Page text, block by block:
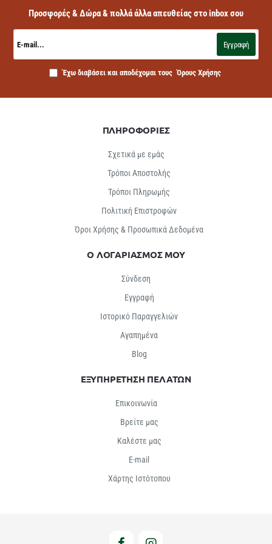
Προσφορές & Δώρα & πολλά άλλα απευθείας στο inbox σου
mail...
Εγγραφή
Έχω διαβάσει και αποδέχομαι τους Όρους Χρήσης
ΠΛΗΡΟΦΟΡΙΕΣ
Σχετικά με εμάς
Τρόποι Αποστολής
Τρόποι Πληρωμής
Πολιτική Επιστροφών
Όροι Χρήσης & Προσωπικά Δεδομένα
Ο ΛΟΓΑΡΙΑΣΜΟΣ ΜΟΥ
Σύνδεση
Εγγραφή
Ιστορικό Παραγγελιών
Αγαπημένα
Βlog
ΕΞΥΠΗΡΕΤΗΣΗ ΠΕΛΑΤΩΝ
Επικοινωνία
Βρείτε μας
Καλέστε μας
E-mail
Χάρτης Ιστότοπου